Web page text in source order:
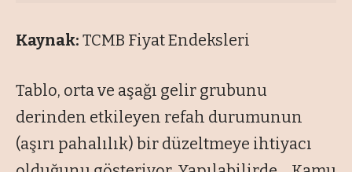
Kaynak: TCMB Fiyat Endeksleri
Tablo, orta ve aşağı gelir grubunu
derinden etkileyen refah durumunun
(aşırı pahalılık) bir düzeltmeye ihtiyacı